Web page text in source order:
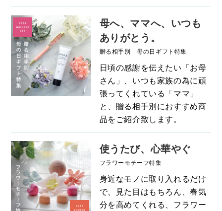
母へ、ママへ、いつも
ありがとう。
贈る相手別 母の日ギフト特集
日頃の感謝を伝えたい「お母
さん」、いつも家族の為に頑
張ってくれている「ママ」
と、贈る相手別におすすめ商
品をご紹介致します。
使うたび、心華やぐ
フラワーモチーフ特集
身近なモノに取り入れるだけ
で、見た目はもちろん、春気
分を高めてくれる、フラワー